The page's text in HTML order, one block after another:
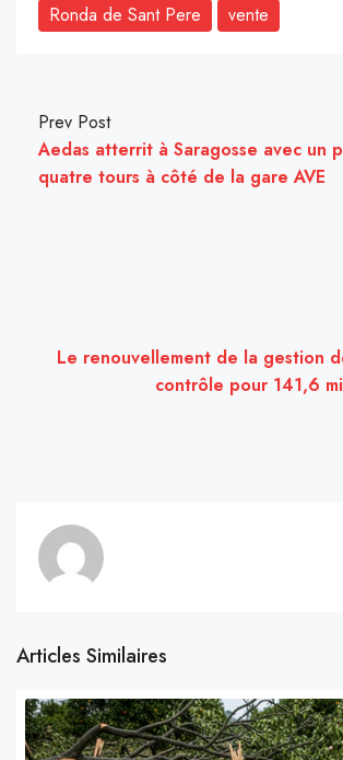
Ronda de Sant Pere
vente
Prev Post
Aedas atterrit à Saragosse avec un
quatre tours à côté de la gare AVE
Le renouvellement de la gestion
contrôle pour 141,6
Articles Similaires